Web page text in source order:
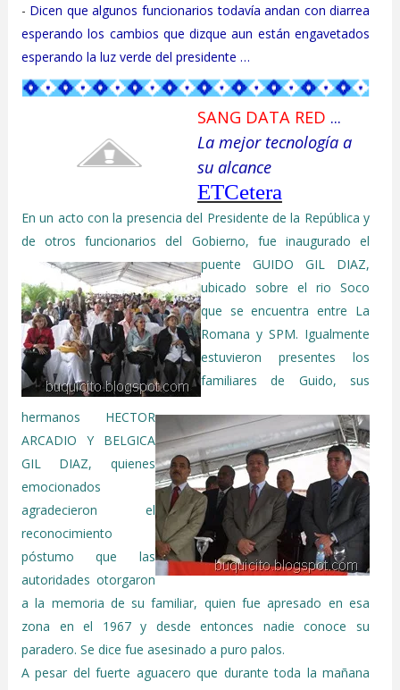
- Dicen que algunos funcionarios todavía andan con diarrea
esperando los cambios que dizque aun están engavetados
esperando la luz verde del presidente …
SANG DATA RED ...
La mejor tecnología a
su alcance
ETCetera
En un acto con la presencia del Presidente de la República y
de otros funcionarios del Gobierno, fue inaugurado el
puente GUIDO GIL DIAZ,
ubicado sobre el rio Soco
que se encuentra entre La
Romana y SPM. Igualmente
estuvieron presentes los
familiares de Guido, sus
hermanos HECTOR
ARCADIO Y BELGICA
GIL DIAZ, quienes
emocionados
agradecieron el
reconocimiento
póstumo que las
autoridades otorgaron
a la memoria de su familiar, quien fue apresado en esa
zona en el 1967 y desde entonces nadie conoce su
paradero. Se dice fue asesinado a puro palos.
A pesar del fuerte aguacero que durante toda la mañana